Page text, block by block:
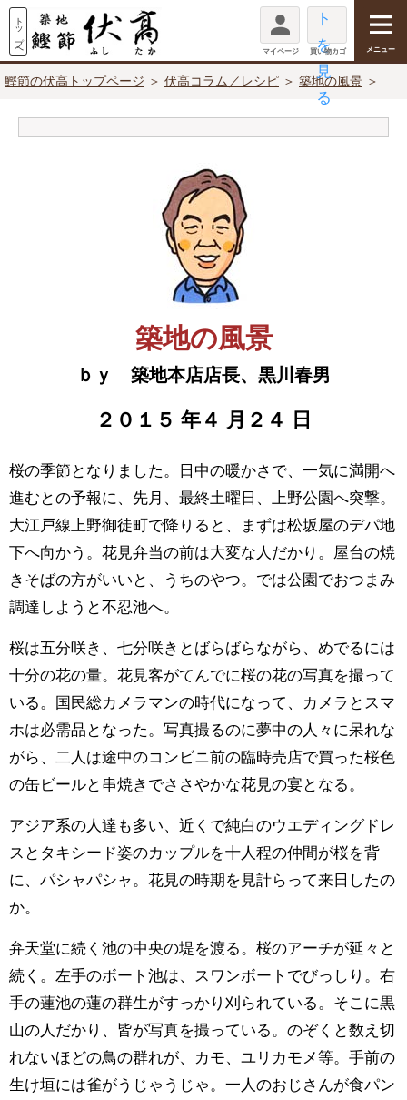
マイページ 買い物カゴ メニュー
鰹節の伏高トップページ ＞ 伏高コラム／レシピ ＞ 築地の風景 ＞
築地の風景
ｂｙ 築地本店店長、黒川春男
２０１５ 年 ４ 月 ２４ 日
桜の季節となりました。日中の暖かさで、一気に満開へ
進むとの予報に、先月、最終土曜日、上野公園へ突撃。
大江戸線上野御徒町で降りると、まずは松坂屋のデパ地
下へ向かう。花見弁当の前は大変な人だかり。屋台の焼
きそばの方がいいと、うちのやつ。では公園でおつまみ
調達しようと不忍池へ。
桜は五分咲き、七分咲きとばらばらながら、めでるには
十分の花の量。花見客がてんでに桜の花の写真を撮って
いる。国民総カメラマンの時代になって、カメラとスマ
ホは必需品となった。写真撮るのに夢中の人々に呆れな
がら、二人は途中のコンビニ前の臨時売店で買った桜色
の缶ビールと串焼きでささやかな花見の宴となる。
アジア系の人達も多い、近くで純白のウエディングドレ
スとタキシード姿のカップルを十人程の仲間が桜を背
に、パシャパシャ。花見の時期を見計らって来日したの
か。
弁天堂に続く池の中央の堤を渡る。桜のアーチが延々と
続く。左手のボート池は、スワンボートでびっしり。右
手の蓮池の蓮の群生がすっかり刈られている。そこに黒
山の人だかり、皆が写真を撮っている。のぞくと数え切
れないほどの鳥の群れが、カモ、ユリカモメ等。手前の
生け垣には雀がうじゃうじゃ。一人のおじさんが食パン